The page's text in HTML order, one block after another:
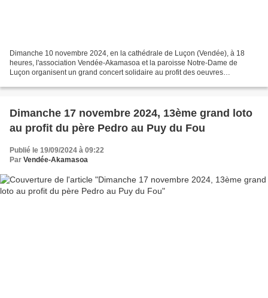
Dimanche 10 novembre 2024, en la cathédrale de Luçon (Vendée), à 18
heures, l'association Vendée-Akamasoa et la paroisse Notre-Dame de
Luçon organisent un grand concert solidaire au profit des oeuvres
Dimanche 17 novembre 2024, 13ème grand loto
au profit du père Pedro au Puy du Fou
Publié le 19/09/2024 à 09:22
Par Vendée-Akamasoa